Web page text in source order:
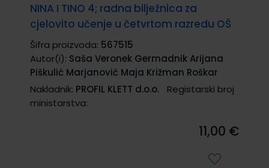
NINA I TINO 4; radna bilježnica za
cjelovito učenje u četvrtom razredu OŠ
Šifra proizvoda: 567515
Autor(i): Saša Veronek Germadnik Arijana
Piškulić Marjanović Maja Križman Roškar
Nakladnik: PROFIL KLETT d.o.o.
Registarski broj
ministarstva:
11,00 €